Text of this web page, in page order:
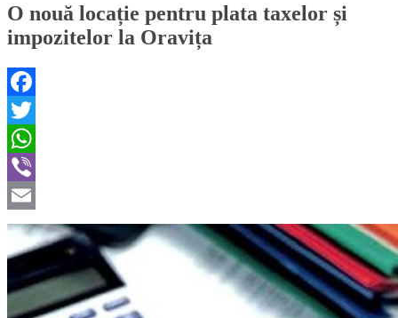
O nouă locație pentru plata taxelor și
impozitelor la Oravița
Facebook
Twitter
WhatsApp
Viber
Email